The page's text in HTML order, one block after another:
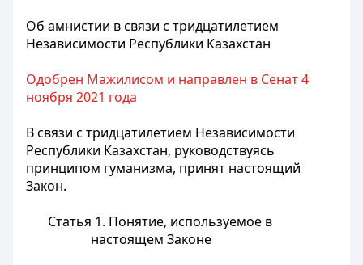
Об амнистии в связи с тридцатилетием
Независимости Республики Казахстан
Одобрен Мажилисом и направлен в Сенат 4
ноября 2021 года
В связи с тридцатилетием Независимости
Республики Казахстан, руководствуясь
принципом гуманизма, принят настоящий
Закон.
Статья 1. Понятие, используемое в
настоящем Законе